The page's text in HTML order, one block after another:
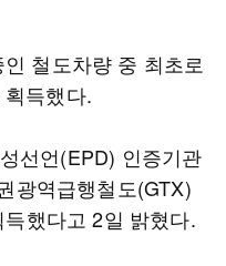
철도차량 중 최초로
득했다.
선언(EPD) 인증기관
광역급행철도(GTX)
했다고 2일 밝혔다.